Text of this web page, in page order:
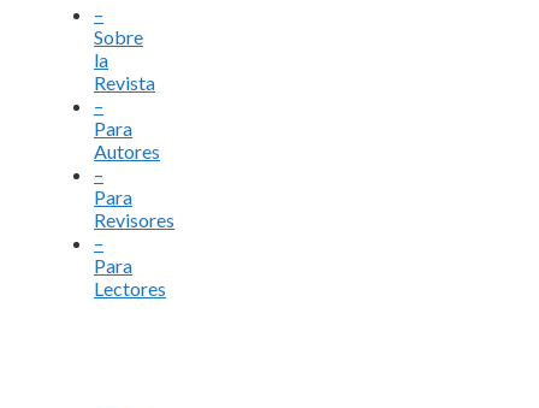
–
Sobre
la
Revista
–
Para
Autores
–
Para
Revisores
–
Para
Lectores